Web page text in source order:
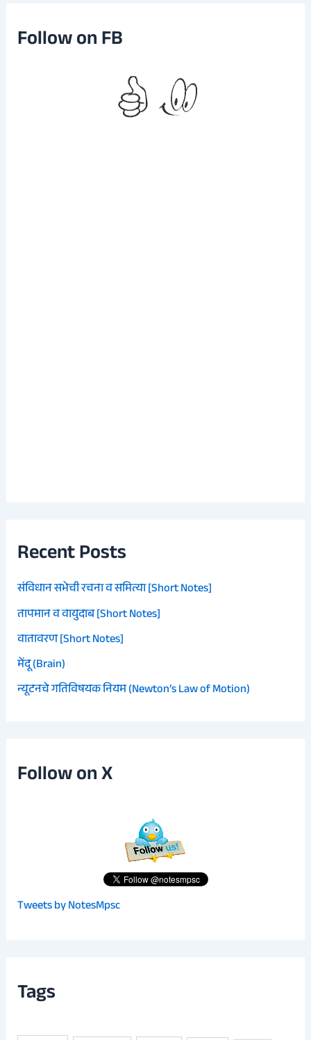
s
Follow on FB
Recent Posts
संविधान सभेची रचना व समित्या [Short Notes]
तापमान व वायुदाब [Short Notes]
वातावरण [Short Notes]
मेंदू (Brain)
न्यूटनचे गतिविषयक नियम (Newton’s Law of Motion)
Follow on X
Tweets by NotesMpsc
Tags